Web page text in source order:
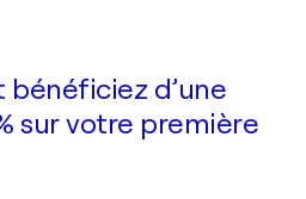
bénéficiez d’une
sur votre première